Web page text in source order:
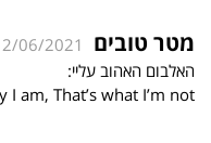
מטר טובים 12/06/2021 בשעה
האלבום האהוב עליי:
I am, That’s what I’m not